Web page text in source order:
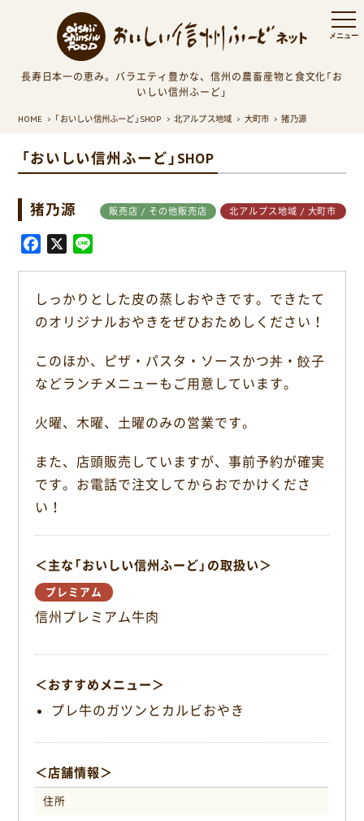
長寿日本一の恵み。バラエティ豊かな、信州の農畜産物と食文化「お
いしい信州ふーど」
HOME 「おいしい信州ふーど」SHOP 北アルプス地域 大町市 猪乃源
「おいしい信州ふーど」SHOP
猪乃源 販売店 / その他販売店 北アルプス地域 / 大町市
e
b
o
k
X
e
しっかりとした皮の蒸しおやきです。できたて
のオリジナルおやきをぜひおためしください！
このほか、ピザ・パスタ・ソースかつ丼・餃子
などランチメニューもご用意しています。
火曜、木曜、土曜のみの営業です。
また、店頭販売していますが、事前予約が確実
です。お電話で注文してからおでかけくださ
い！
＜主な「おいしい信州ふーど」の取扱い＞
プレミアム
信州プレミアム牛肉
＜おすすめメニュー＞
プレ牛のガツンとカルビおやき
＜店舗情報＞
住所